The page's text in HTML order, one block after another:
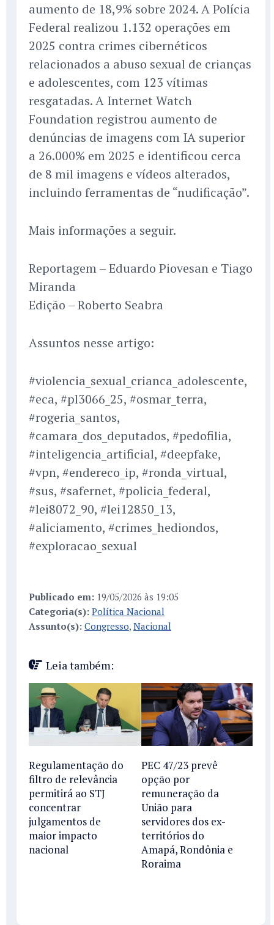
aumento de 18,9% sobre 2024. A Polícia
Federal realizou 1.132 operações em
2025 contra crimes cibernéticos
relacionados a abuso sexual de crianças
e adolescentes, com 123 vítimas
resgatadas. A Internet Watch
Foundation registrou aumento de
denúncias de imagens com IA superior
a 26.000% em 2025 e identificou cerca
de 8 mil imagens e vídeos alterados,
incluindo ferramentas de “nudificação”.
Mais informações a seguir.
Reportagem – Eduardo Piovesan e Tiago
Miranda
Edição – Roberto Seabra
Assuntos nesse artigo:
#violencia_sexual_crianca_adolescente,
#eca, #pl3066_25, #osmar_terra,
#rogeria_santos,
#camara_dos_deputados, #pedofilia,
#inteligencia_artificial, #deepfake,
#vpn, #endereco_ip, #ronda_virtual,
#sus, #safernet, #policia_federal,
#lei8072_90, #lei12850_13,
#aliciamento, #crimes_hediondos,
#exploracao_sexual
Publicado em: 19/05/2026 às 19:05
Categoria(s): Política Nacional
Assunto(s): Congresso, Nacional
Leia também:
Regulamentação do
filtro de relevância
permitirá ao STJ
concentrar
julgamentos de
maior impacto
nacional
PEC 47/23 prevê
opção por
remuneração da
União para
servidores dos ex-
territórios do
Amapá, Rondônia e
Roraima